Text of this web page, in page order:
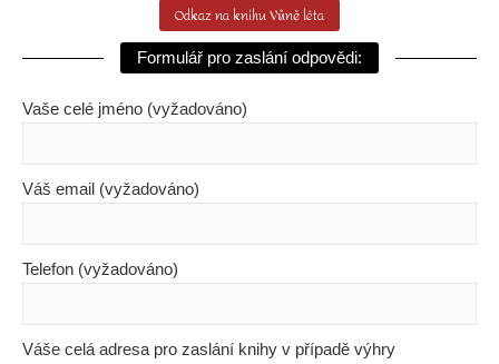
Odkaz na knihu Vůně léta
Formulář pro zaslání odpovědi:
Vaše celé jméno (vyžadováno)
Váš email (vyžadováno)
Telefon (vyžadováno)
Váše celá adresa pro zaslání knihy v případě výhry